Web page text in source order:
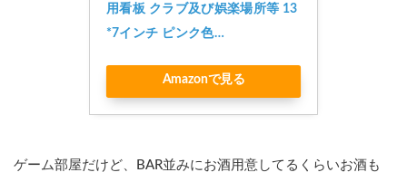
用看板 クラブ及び娯楽場所等 13
*7インチ ピンク色…
Amazonで見る
ゲーム部屋だけど、BAR並みにお酒用意してるくらいお酒も